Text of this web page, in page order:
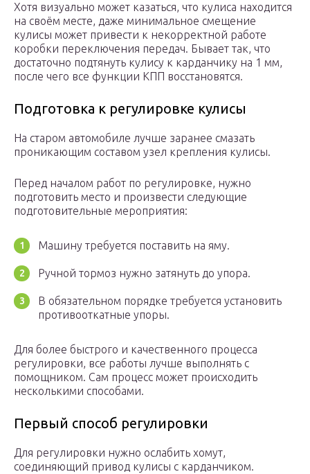
Хотя визуально может казаться, что кулиса находится
на своём месте, даже минимальное смещение
кулисы может привести к некорректной работе
коробки переключения передач. Бывает так, что
достаточно подтянуть кулису к карданчику на 1 мм,
после чего все функции КПП восстановятся.
Подготовка к регулировке кулисы
На старом автомобиле лучше заранее смазать
проникающим составом узел крепления кулисы.
Перед началом работ по регулировке, нужно
подготовить место и произвести следующие
подготовительные мероприятия:
Машину требуется поставить на яму.
Ручной тормоз нужно затянуть до упора.
В обязательном порядке требуется установить
противооткатные упоры.
Для более быстрого и качественного процесса
регулировки, все работы лучше выполнять с
помощником. Сам процесс может происходить
несколькими способами.
Первый способ регулировки
Для регулировки нужно ослабить хомут,
соединяющий привод кулисы с карданчиком.